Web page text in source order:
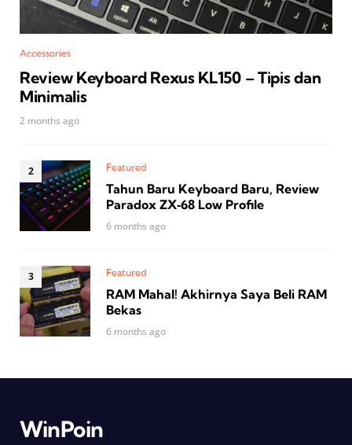
Accessories
Review Keyboard Rexus KL150 – Tipis dan
Minimalis
2 months ago
Featured
Tahun Baru Keyboard Baru, Review
Paradox ZX‑68 Low Profile
6 months ago
Featured
RAM Mahal! Akhirnya Saya Beli RAM
Bekas
6 months ago
WinPoin